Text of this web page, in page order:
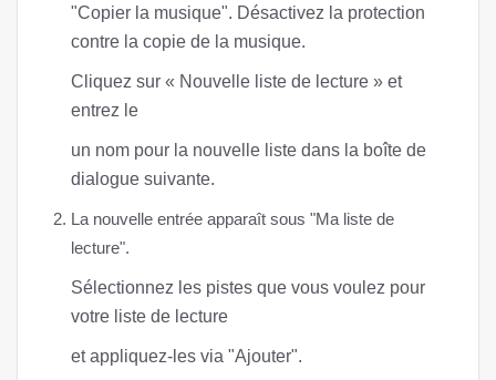
"Copier la musique". Désactivez la protection
contre la copie de la musique.
Cliquez sur « Nouvelle liste de lecture » et
entrez le
un nom pour la nouvelle liste dans la boîte de
dialogue suivante.
La nouvelle entrée apparaît sous "Ma liste de
lecture".
Sélectionnez les pistes que vous voulez pour
votre liste de lecture
et appliquez-les via "Ajouter".